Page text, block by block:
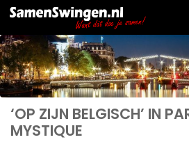
Doorgaan naar inhoud
‘OP ZIJN BELGISCH’ IN
MYSTIQUE